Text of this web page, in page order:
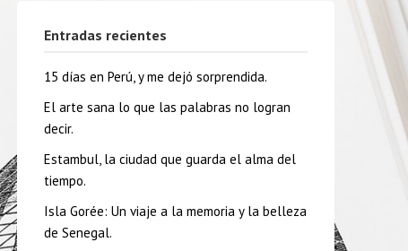
Entradas recientes
15 días en Perú, y me dejó sorprendida.
El arte sana lo que las palabras no logran
decir.
Estambul, la ciudad que guarda el alma del
tiempo.
Isla Gorée: Un viaje a la memoria y la belleza
de Senegal.